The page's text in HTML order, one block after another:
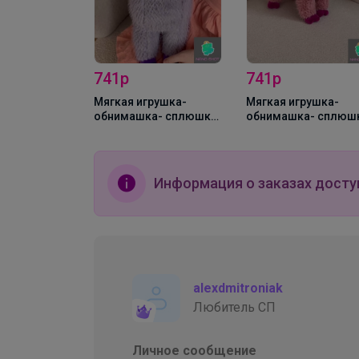
741р
Мягкая игрушка-
обнимашка- сплюшка
741р
Мягкая игрушка-
обнимашка-
Информация о заказах
alexdmitroniak
Любитель СП
Личное сообщение